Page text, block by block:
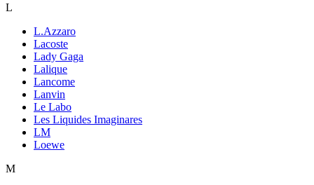
L
L.Azzaro
Lacoste
Lady Gaga
Lalique
Lancome
Lanvin
Le Labo
Les Liquides Imaginares
LM
Loewe
M